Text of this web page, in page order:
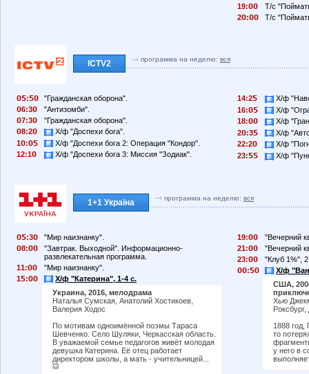
19:
Т/с
2
: Т/с
ICTV2 программа на неделю: вся
:
"Гражданская оборона".
6:3
"Антизомби".
7:3
"Гражданская оборона".
8:2
Х/ф "Доспехи бога".
1
:
Х/ф "Доспехи бога 2: Операция "Кондор".
12:1
Х/ф "Доспехи бога 3: Миссия "Зодиак".
14:2
Х/ф
16:
Х/ф
18:
Х/ф
2
:3
Х/ф
22:2
Х/ф
23:
Х/ф
1+1 Україна программа на неделю: вся
:3
"Мир наизнанку".
8:
"Завтрак. Выходной". Информационно-
развлекательная программа.
11:
"Мир наизнанку".
1
:
Х/ф "Катерина", 1-4 с.
Украина, 2016, мелодрама
Наталья Сумская, Анатолий Хостикоев,
Валерия Ходос
По мотивам одноимённой поэмы Тараса
Шевченко. Село Шуляки, Черкасская область.
В уважаемой семье педагогов живёт молодая
девушка Катерина. Её отец работает
директором школы, а мать - учительницей...
19:
"Вечерний
21:
"Вечерний
23:
"Клуб 1%",
:
Х/ф
США,
Хью
1888 год,
то
у него в